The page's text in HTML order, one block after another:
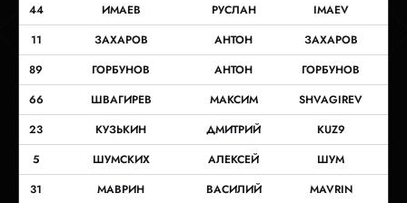
44
ИМАЕВ РУСЛАН
IMAEV
11
ЗАХАРОВ АНТОН
ЗАХАРОВ
89
ГОРБУНОВ АНТОН
ГОРБУНОВ
66
ШВАГИРЕВ МАКСИМ
SHVAGIREV
23
КУЗЬКИН ДМИТРИЙ
KUZ9
5
ШУМСКИХ АЛЕКСЕЙ
ШУМ
31
МАВРИН ВАСИЛИЙ
MAVRIN